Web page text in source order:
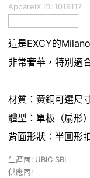
ApparelX ID: 1019117
這是EXCY的
非常奢華，特別適
材質：黃銅可選尺
體型：單板（扇形）
背面形狀：半圓形
生產商: UBIC SRL
供應商: